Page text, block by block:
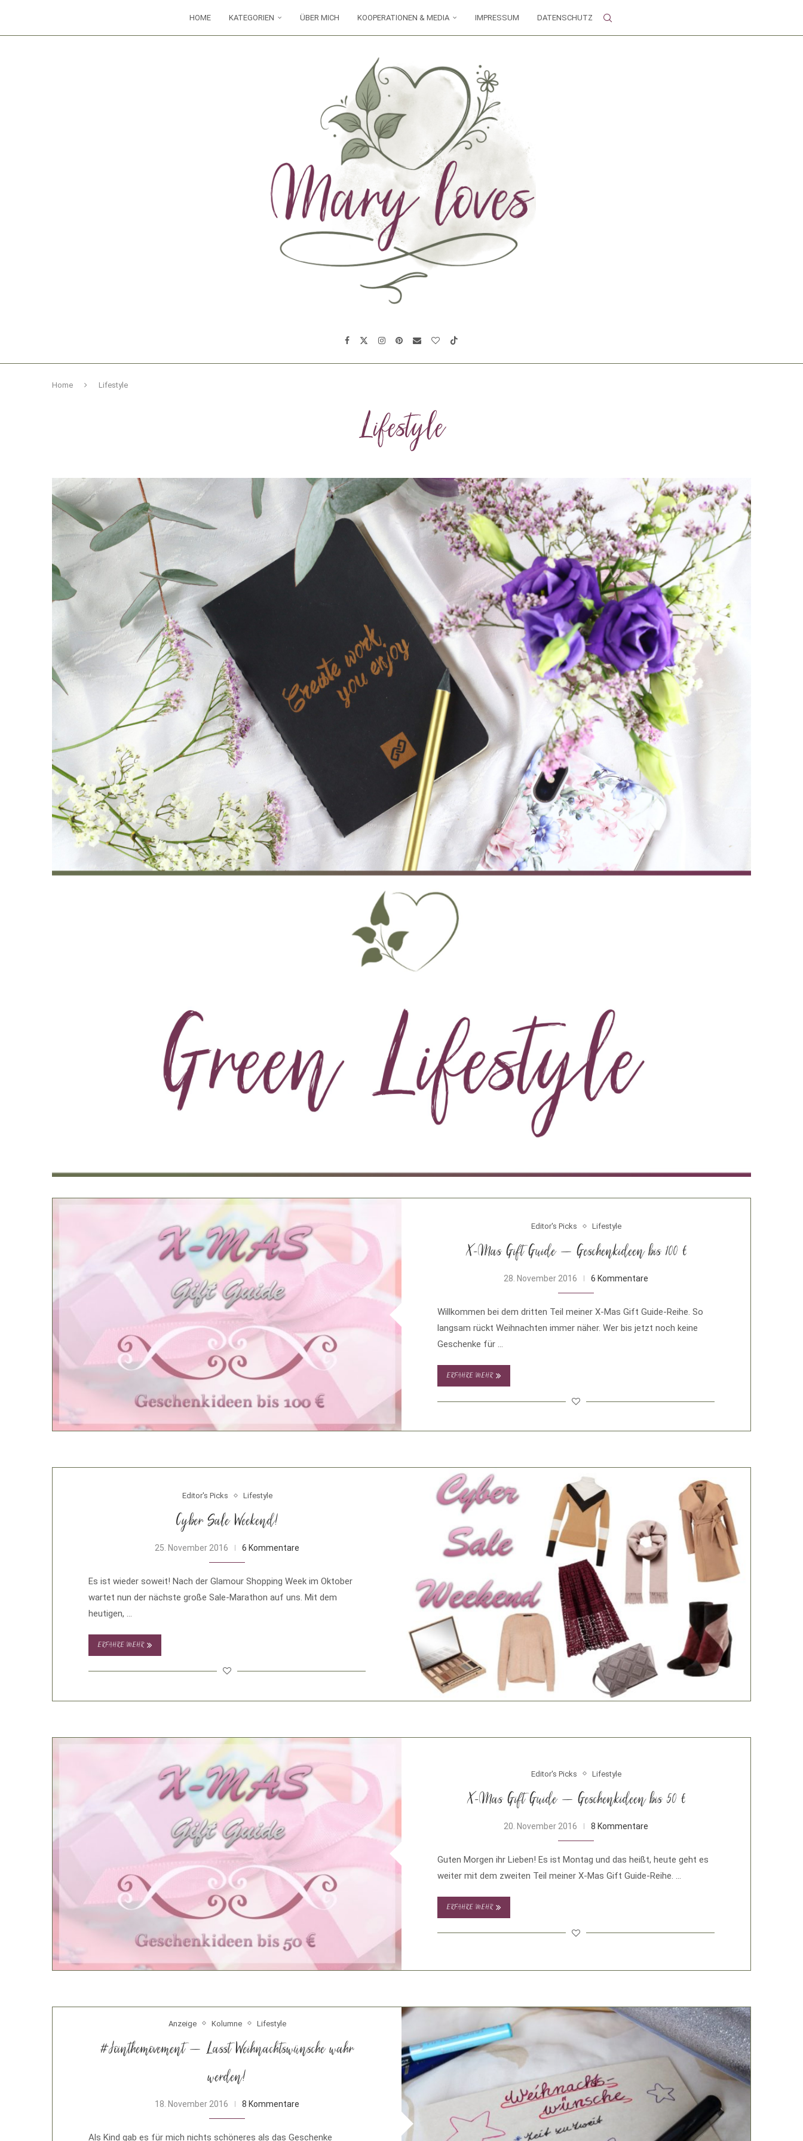
HOME KATEGORIEN ÜBER MICH KOOPERATIONEN & MEDIA IMPRESSUM DATENSCHUTZ
Home Lifestyle
Lifestyle
Editor's Picks Lifestyle
X-Mas Gift Guide – Geschenkideen bis 100 €
28. November 2016 6 Kommentare
Willkommen bei dem dritten Teil meiner X-Mas Gift Guide-Reihe. So
langsam rückt Weihnachten immer näher. Wer bis jetzt noch keine
Geschenke für …
ERFAHRE MEHR
Editor's Picks Lifestyle
Cyber Sale Weekend!
25. November 2016 6 Kommentare
Es ist wieder soweit! Nach der Glamour Shopping Week im Oktober
wartet nun der nächste große Sale-Marathon auf uns. Mit dem
heutigen, …
ERFAHRE MEHR
Editor's Picks Lifestyle
X-Mas Gift Guide – Geschenkideen bis 50 €
20. November 2016 8 Kommentare
Guten Morgen ihr Lieben! Es ist Montag und das heißt, heute geht es
weiter mit dem zweiten Teil meiner X-Mas Gift Guide-Reihe. …
ERFAHRE MEHR
Anzeige Kolumne Lifestyle
#Jointhemovement – Lasst Weihnachtswünsche wahr
werden!
18. November 2016 8 Kommentare
Als Kind gab es für mich nichts schöneres als das Geschenke